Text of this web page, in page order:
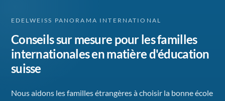
EDELWEISS PANORAMA INTERNATIONAL
Conseils sur mesure pour les familles
internationales en matière d'éducation
suisse
Nous aidons les familles étrangères à choisir la bonne école